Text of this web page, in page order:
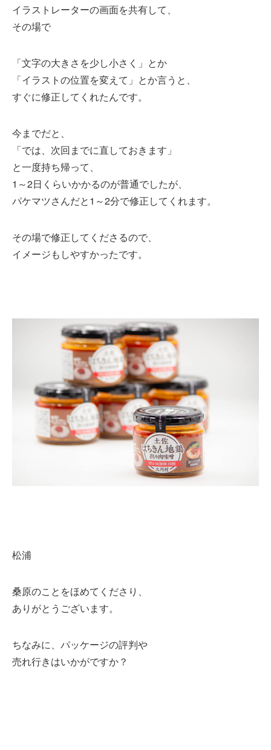
イラストレーターの画面を共有して、
その場で
「文字の大きさを少し小さく」とか
「イラストの位置を変えて」とか言うと、
すぐに修正してくれたんです。
今までだと、
「では、次回までに直しておきます」
と一度持ち帰って、
1～2日くらいかかるのが普通でしたが、
パケマツさんだと1～2分で修正してくれます。
その場で修正してくださるので、
イメージもしやすかったです。
松浦
桑原のことをほめてくださり、
ありがとうございます。
ちなみに、パッケージの評判や
売れ行きはいかがですか？